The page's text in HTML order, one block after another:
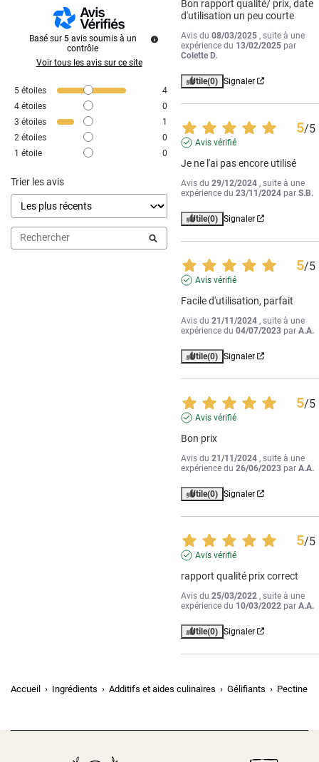
Basé sur 5 avis soumis à un
contrôle
Voir tous les avis sur ce site
5 étoiles
4
4 étoiles
0
3 étoiles
1
2 étoiles
0
1 étoile 0
Trier les avis
Bon rapport qualité/ prix, date
d'utilisation un peu courte
Avis du08/03/2025 , suite à une
expérience du 13/02/2025 par
Colette D.
Utile(0) Signaler
5/5
Avis vérifié
Je ne l'ai pas encore utilisé
Avis du29/12/2024 , suite à une
expérience du23/11/2024 parS.B.
Utile(0) Signaler
5/5
Avis vérifié
Facile d'utilisation, parfait
Avis du21/11/2024 , suite à une
expérience du04/07/2023 parA.A.
Utile(0) Signaler
5/5
Avis vérifié
Bon prix
Avis du21/11/2024 , suite à une
expérience du26/06/2023 parA.A.
Utile(0) Signaler
5/5
Avis vérifié
rapport qualité prix correct
Avis du25/03/2022 , suite à une
expérience du 10/03/2022 parA.A.
Utile(0) Signaler
Accueil Ingrédients Additifs et aides culinaires Gélifiants Pectine